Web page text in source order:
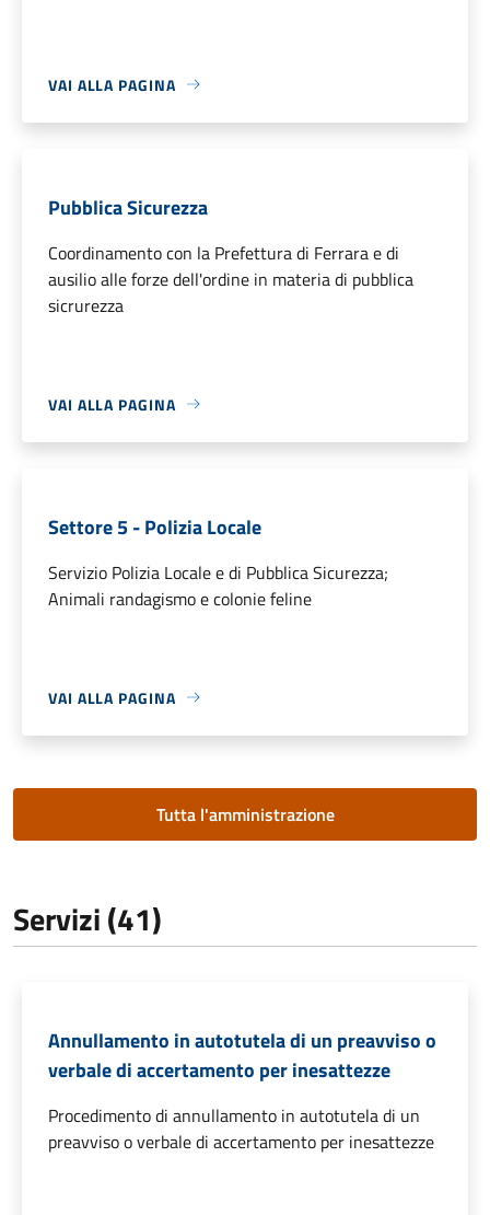
VAI ALLA PAGINA
Pubblica Sicurezza
Coordinamento con la Prefettura di Ferrara e di
ausilio alle forze dell'ordine in materia di pubblica
sicrurezza
VAI ALLA PAGINA
Settore 5 - Polizia Locale
Servizio Polizia Locale e di Pubblica Sicurezza;
Animali randagismo e colonie feline
VAI ALLA PAGINA
Tutta l'amministrazione
Servizi (41)
Annullamento in autotutela di un preavviso o
verbale di accertamento per inesattezze
Procedimento di annullamento in autotutela di un
preavviso o verbale di accertamento per inesattezze